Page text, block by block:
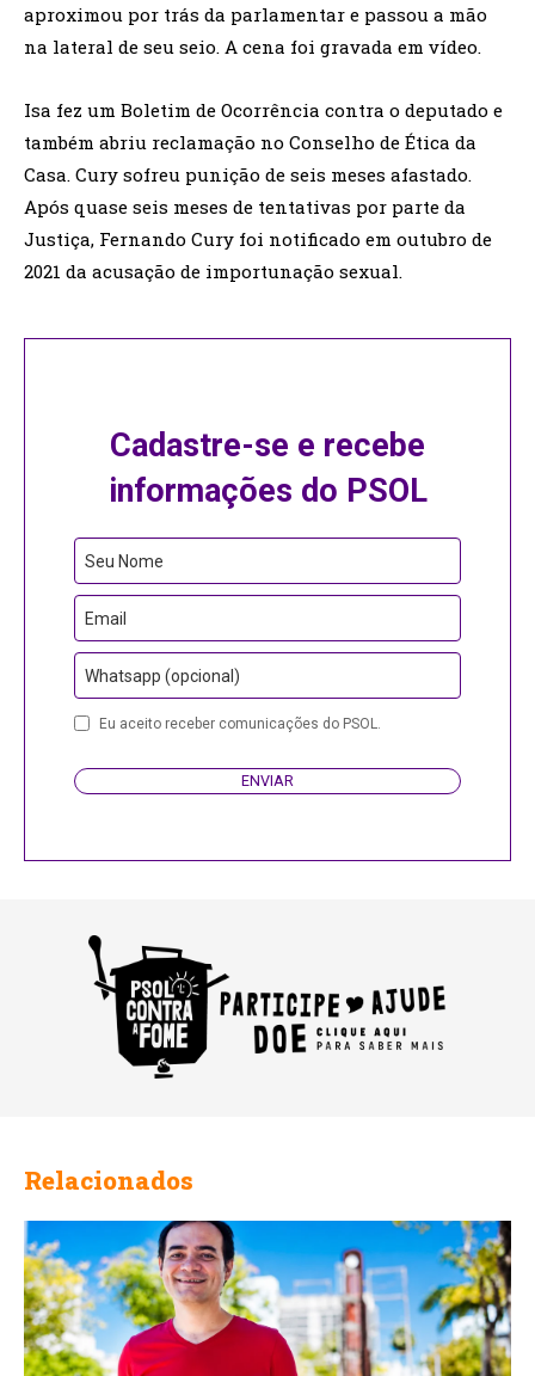
aproximou por trás da parlamentar e passou a mão
na lateral de seu seio. A cena foi gravada em vídeo.
Isa fez um Boletim de Ocorrência contra o deputado e
também abriu reclamação no Conselho de Ética da
Casa. Cury sofreu punição de seis meses afastado.
Após quase seis meses de tentativas por parte da
Justiça, Fernando Cury foi notificado em outubro de
2021 da acusação de importunação sexual.
Cadastre-se e recebe
informações do PSOL
Seu Nome
Email
Whatsapp (opcional)
Eu aceito receber comunicações do PSOL.
ENVIAR
Relacionados